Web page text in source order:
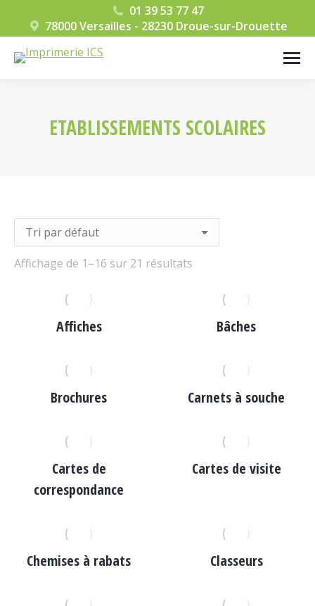
01 39 53 77 47
78000 Versailles - 28230 Droue-sur-Drouette
ETABLISSEMENTS SCOLAIRES
Affichage de 1–16 sur 21 résultats
Affiches Bâches
Brochures Carnets à souche
Cartes de
correspondance
Cartes de visite
Chemises à rabats Classeurs